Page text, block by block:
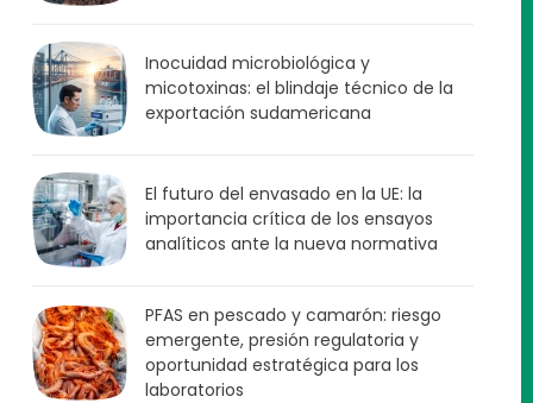
Inocuidad microbiológica y
micotoxinas: el blindaje técnico de la
exportación sudamericana
El futuro del envasado en la UE: la
importancia crítica de los ensayos
analíticos ante la nueva normativa
PFAS en pescado y camarón: riesgo
emergente, presión regulatoria y
oportunidad estratégica para los
laboratorios